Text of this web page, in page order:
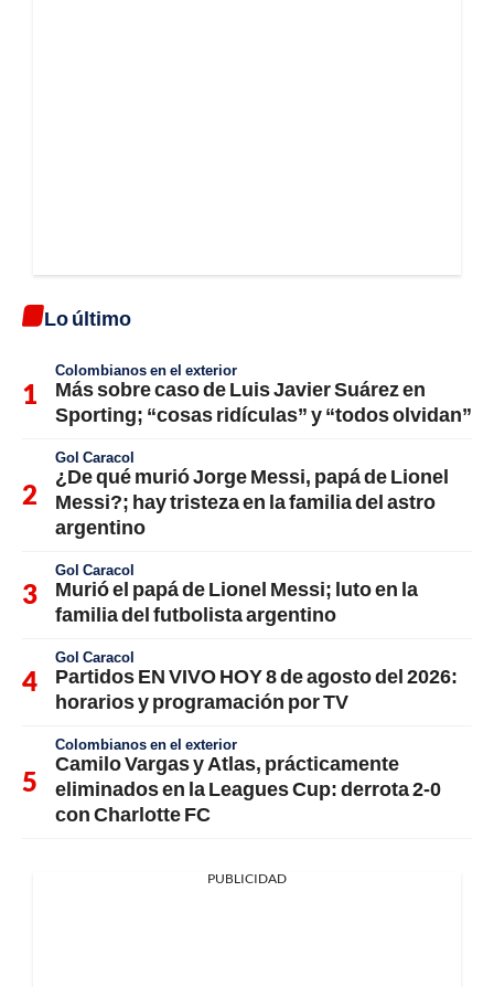
Lo último
Colombianos en el exterior
Más sobre caso de Luis Javier Suárez en
Sporting; “cosas ridículas” y “todos olvidan”
Gol Caracol
¿De qué murió Jorge Messi, papá de Lionel
Messi?; hay tristeza en la familia del astro
argentino
Gol Caracol
Murió el papá de Lionel Messi; luto en la
familia del futbolista argentino
Gol Caracol
Partidos EN VIVO HOY 8 de agosto del 2026:
horarios y programación por TV
Colombianos en el exterior
Camilo Vargas y Atlas, prácticamente
eliminados en la Leagues Cup: derrota 2-0
con Charlotte FC
PUBLICIDAD